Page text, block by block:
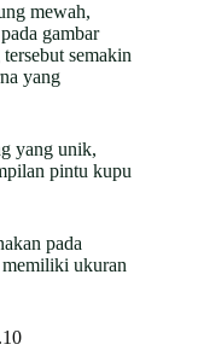
mewah,
gambar
semakin
yang
yang unik,
pintu kupu
pada
ukuran